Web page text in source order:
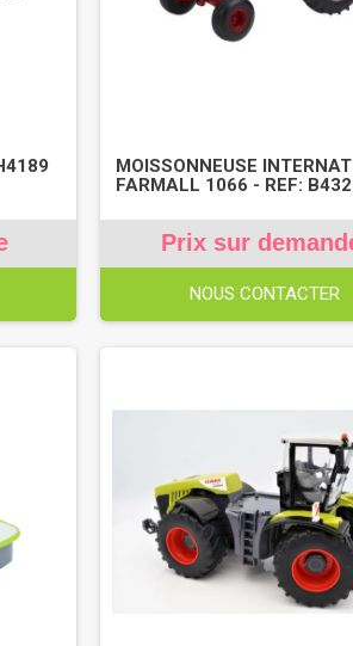
MOISSONNEUSE
FARMALL 1066 - REF:
Prix sur
NOUS CONTACTER